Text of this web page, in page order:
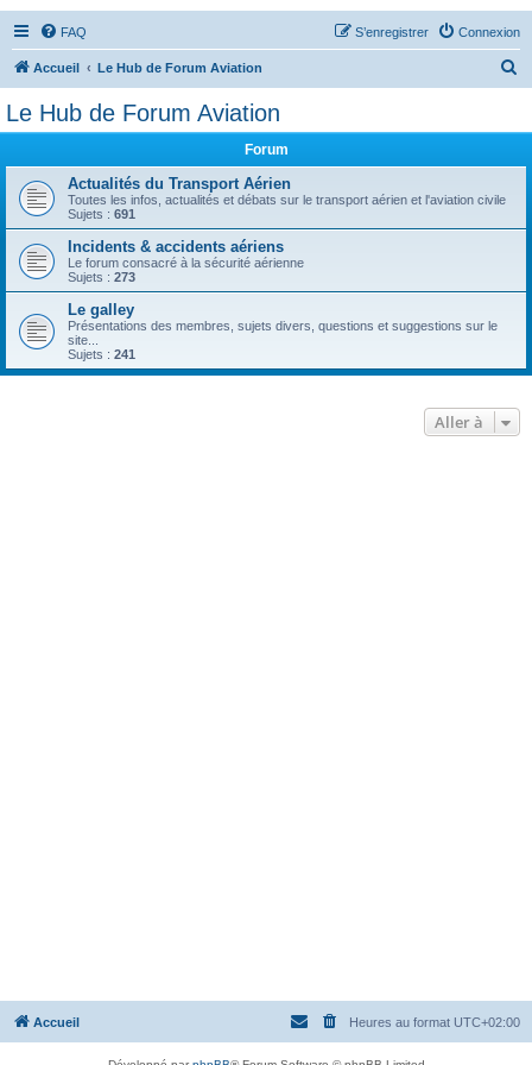
FAQ Connexion
S’enregistrer
Accueil Le Hub de Forum Aviation
e
Le Hub de Forum Aviation
Forum
Actualités du Transport Aérien
Toutes les infos, actualités et débats sur le transport aérien et l'aviation civile
Sujets : 691
Incidents & accidents aériens
Le forum consacré à la sécurité aérienne
Sujets : 273
Le galley
Présentations des membres, sujets divers, questions et suggestions sur le
site...
Sujets : 241
Aller à
Accueil Heures au format UTC+02:00